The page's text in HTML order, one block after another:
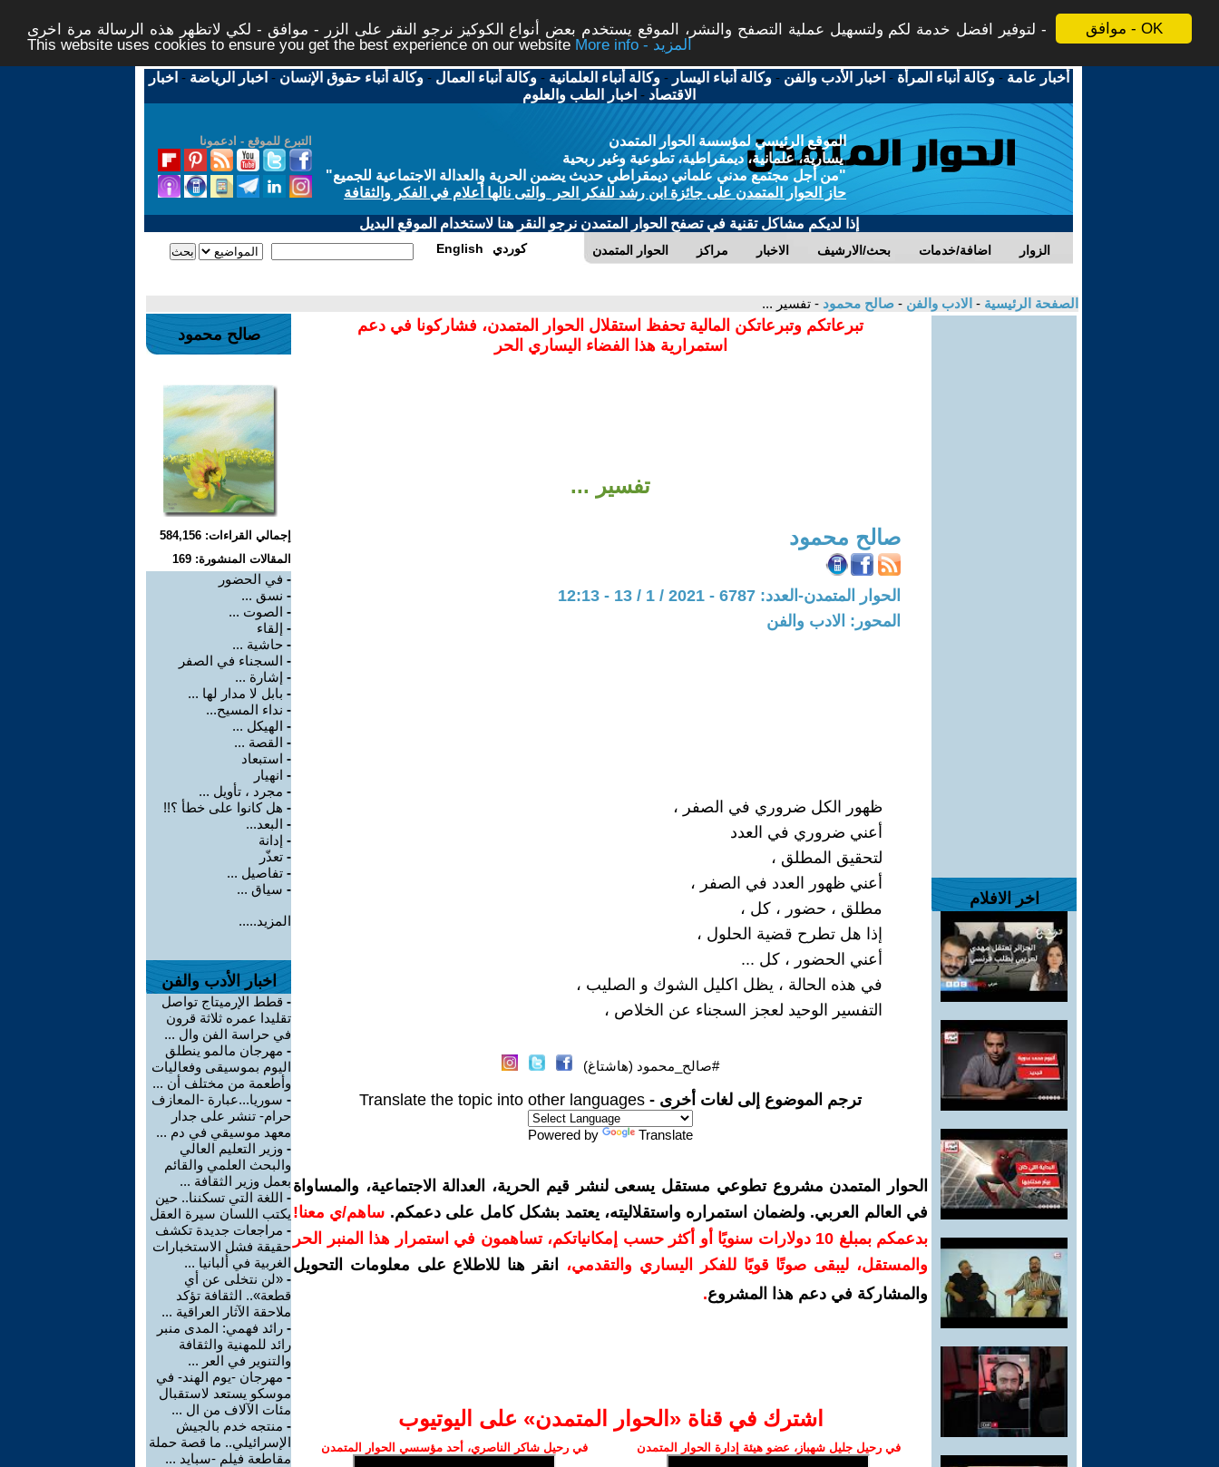
موافق - OK
لتوفير افضل خدمة لكم ولتسهيل عملية التصفح والنشر، الموقع يستخدم بعض أنواع الكوكيز نرجو النقر على الزر - موافق - لكي لاتظهر هذه الرسالة مرة اخرى -
This website uses cookies to ensure you get the best experience on our website
More info - المزيد
أخبار عامة -وكالة أنباء المرأة - اخبار الأدب والفن -وكالة أنباء اليسار -وكالة أنباء العلمانية -وكالة أنباء العمال -وكالة أنباء حقوق الإنسان - اخبار الرياضة - اخبار
الاقتصاد - اخبار الطب والعلوم
التبرع للموقع - ادعمونا
الموقع الرئيسي لمؤسسة الحوار المتمدن
يسارية، علمانية، ديمقراطية، تطوعية وغير ربحية
"من أجل مجتمع مدني علماني ديمقراطي حديث يضمن الحرية والعدالة الاجتماعية للجميع"
حاز الحوار المتمدن على جائزة ابن رشد للفكر الحر والتى نالها أعلام في الفكر والثقافة
إذا لديكم مشاكل تقنية في تصفح الحوار المتمدن نرجو النقر هنا لاستخدام الموقع البديل
الحوار المتمدن مراكز الاخبار بحث/الارشيف اضافة/خدمات الزوار English كوردي
الصفحة الرئيسية - الادب والفن - صالح محمود - تفسير ...
اخر الافلام
تبرعاتكم وتبرعاتكن المالية تحفظ استقلال الحوار المتمدن، فشاركونا في دعم
استمرارية هذا الفضاء اليساري الحر
تفسير ...
صالح محمود
الحوار المتمدن-العدد: 6787 - 2021 / 1 / 13 - 12:13
المحور: الادب والفن
ظهور الكل ضروري في الصفر ،
أعني ضروري في العدد
لتحقيق المطلق ،
أعني ظهور العدد في الصفر ،
مطلق ، حضور ، كل ،
إذا هل تطرح قضية الحلول ،
أعني الحضور ، كل ...
في هذه الحالة ، يظل اكليل الشوك و الصليب ،
التفسير الوحيد لعجز السجناء عن الخلاص ،
#صالح_محمود (هاشتاغ)
ترجم الموضوع إلى لغات أخرى - Translate the topic into other languages
Powered by Translate
الحوار المتمدن مشروع تطوعي مستقل يسعى لنشر قيم الحرية، العدالة الاجتماعية، والمساواة
في العالم العربي. ولضمان استمراره واستقلاليته، يعتمد بشكل كامل على دعمكم. ساهم/ي معنا!
بدعمكم بمبلغ 10 دولارات سنويًا أو أكثر حسب إمكانياتكم، تساهمون في استمرار هذا المنبر الحر
والمستقل، ليبقى صوتًا قويًا للفكر اليساري والتقدمي،
انقر هنا للاطلاع على معلومات التحويل
والمشاركة في دعم هذا المشروع.
اشترك في قناة ‫«الحوار المتمدن» على اليوتيوب
في رحيل جليل شهباز، عضو هيئة إدارة الحوار المتمدن في رحيل شاكر الناصري، أحد مؤسسي الحوار المتمدن
صالح محمود
إجمالي القراءات: 584,156
المقالات المنشورة: 169
- في الحضور
- نسق ...
- الصوت ...
- إلقاء
- حاشية ...
- السجناء في الصفر
- إشارة ...
- بابل لا مدار لها ...
- نداء المسيح...
- الهيكل ...
- القصة ...
- استبعاد
- انهيار
- مجرد ، تأويل ...
- هل كانوا على خطأ ؟!!
- البعد...
- إدانة
- تعذّر
- تفاصيل ...
- سياق ...
المزيد.....
اخبار الأدب والفن
- قطط الإرميتاج تواصل
تقليدا عمره ثلاثة قرون
في حراسة الفن وال ...
- مهرجان مالمو ينطلق
اليوم بموسيقى وفعاليات
وأطعمة من مختلف أن ...
- سوريا...عبارة -المعازف
حرام- تنشر على جدار
معهد موسيقي في دم ...
- وزير التعليم العالي
والبحث العلمي والقائم
بعمل وزير الثقافة ...
- اللغة التي تسكننا.. حين
يكتب اللسان سيرة العقل
- مراجعات جديدة تكشف
حقيقة فشل الاستخبارات
الغربية في ألبانيا ...
- «لن نتخلى عن أي
قطعة».. الثقافة تؤكد
ملاحقة الآثار العراقية ...
- رائد فهمي: المدى منبر
رائد للمهنية والثقافة
والتنوير في العر ...
- مهرجان -يوم الهند- في
موسكو يستعد لاستقبال
مئات الآلاف من ال ...
- منتجه خدم بالجيش
الإسرائيلي.. ما قصة حملة
مقاطعة فيلم -سبايد ...